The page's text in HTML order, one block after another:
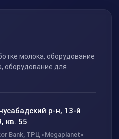
молока, оборудование
оборудование для
р-н, 13-й
кв. 55
Bank, ТРЦ «Megaplanet»